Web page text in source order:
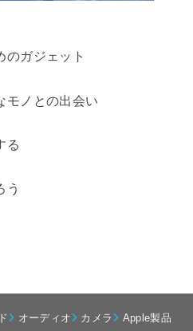
ガジェット
モノとの出会い
る
う
オーディオ カメラ Apple製品